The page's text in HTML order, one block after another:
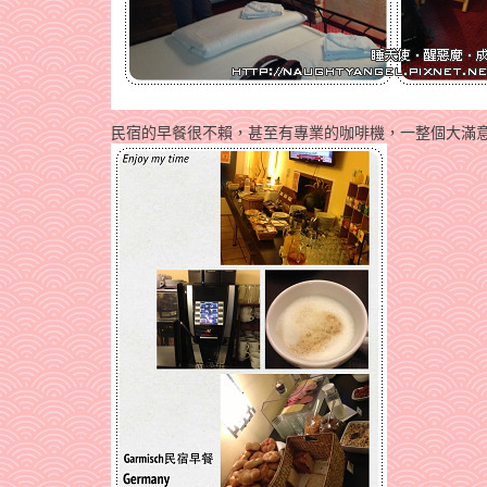
民宿的早餐很不賴，甚至有專業的咖啡機，一整個大滿